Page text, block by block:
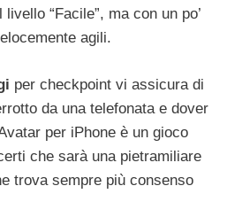
“Facile”, ma con un po’
agili.
per checkpoint vi assicura di
da una telefonata e dover
per iPhone è un gioco
che sarà una pietramiliare
trova sempre più consenso